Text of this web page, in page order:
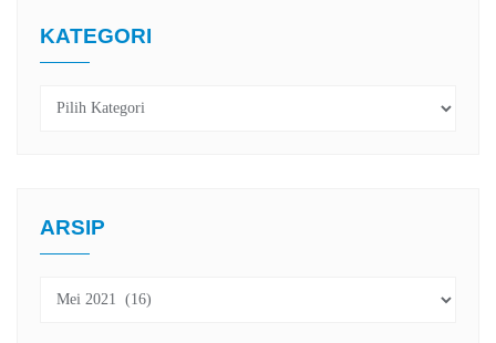
KATEGORI
ARSIP